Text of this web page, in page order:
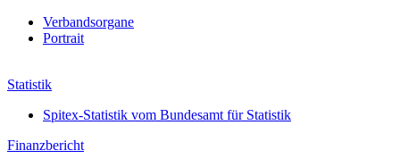
Verbands­organe
Portrait
Statistik
Spitex-Statistik vom Bundesamt für Statistik
Finanzbericht